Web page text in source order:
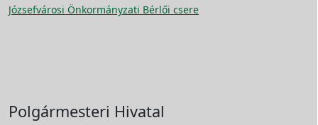
Józsefvárosi Önkormányzati Bérlői csere
Polgármesteri Hivatal